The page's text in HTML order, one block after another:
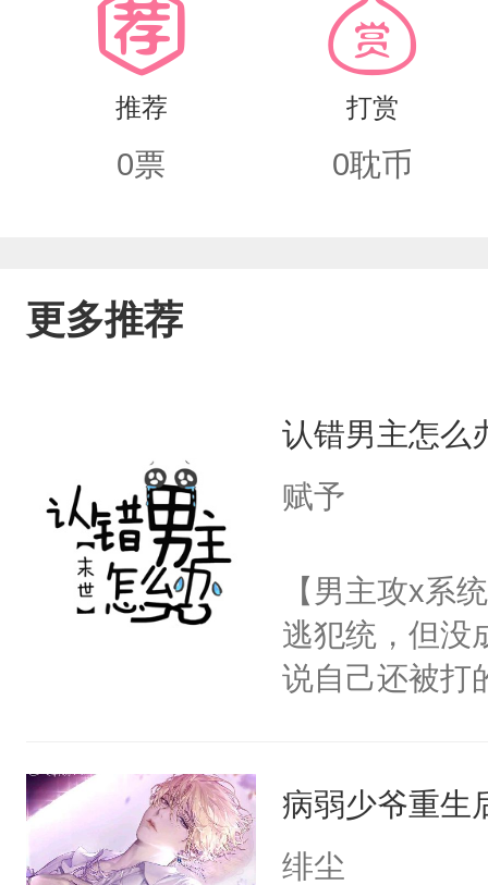
推荐
0票
打赏
0耽币
更多推荐
认错男主怎么
赋予
【男主攻x系
逃犯统，但没
说自己还被打
后获取一点点
恢复一点联系
病弱少爷重生
绯尘